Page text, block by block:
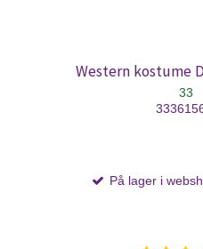
Western kostume
33
På lager i